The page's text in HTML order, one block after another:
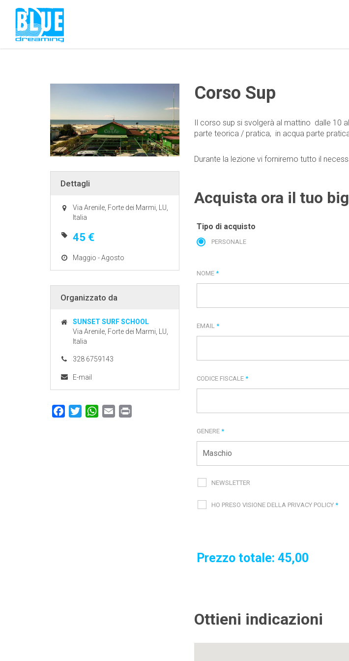
Dettagli
Via Arenile, Forte dei Marmi, LU,
Italia
45 €
Maggio - Agosto
Organizzato da
SUNSET SURF SCHOOL
Via Arenile, Forte dei Marmi, LU,
Italia
328 6759143
E-mail
FacebookTwitterWhatsApp
Email
Corso Sup
Il corso sup si svolgerà al mattino dalle 10
parte teorica / pratica, in acqua parte
Durante la lezione vi forniremo tutto il
Acquista ora il tuo
Tipo di acquisto
PERSONALE
NOME *
EMAIL *
CODICE FISCALE *
GENERE *
NEWSLETTER
HO PRESO VISIONE DELLA PRIVACY POLICY *
Prezzo totale: 45,00
Ottieni indicazioni